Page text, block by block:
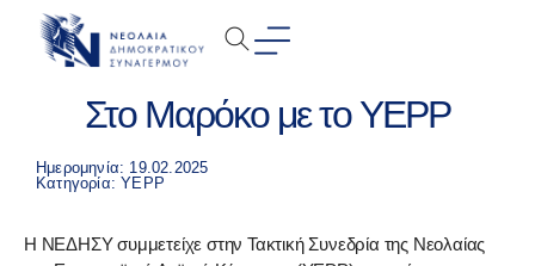
Στο Μαρόκο με το YEPP
Ημερομηνία: 19.02.2025
Κατηγορία:YEPP
Η ΝΕΔΗΣΥ συμμετείχε στην Τακτική Συνεδρία της Νεολαίας